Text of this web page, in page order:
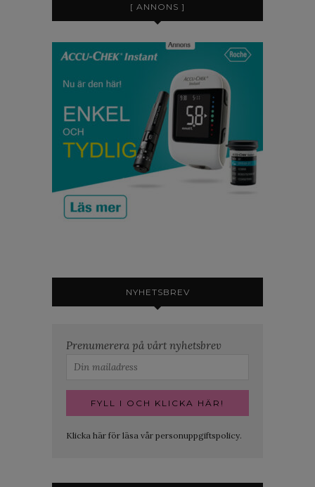
[ ANNONS ]
NYHETSBREV
Prenumerera på vårt nyhetsbrev
Klicka här för läsa vår personuppgiftspolicy.